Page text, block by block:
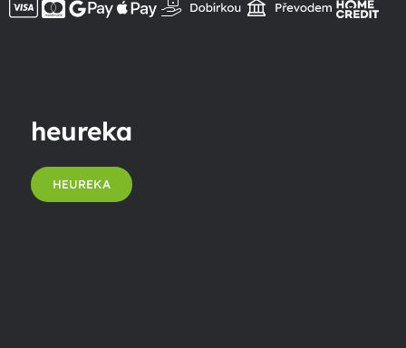
heureka
HEUREKA